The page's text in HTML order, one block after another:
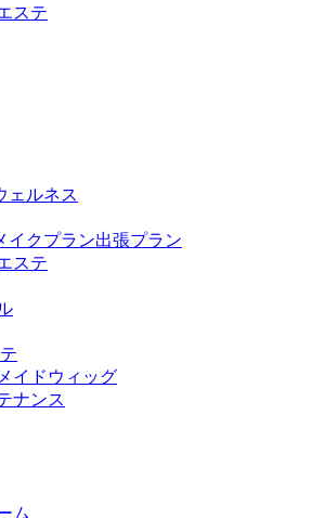
ステ
ェルネス
イクプラン出張プラン
ステ
イドウィッグ
ナンス
ム